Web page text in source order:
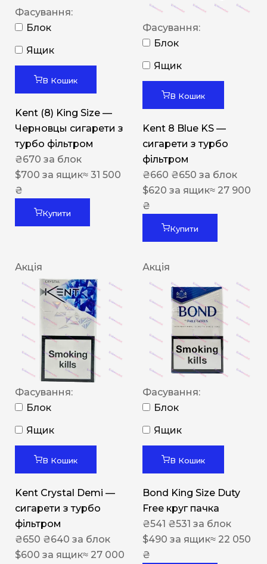
Фасування:
Блок
Ящик
В Кошик
Kent (8) King Size —
Черновцы сигарети з
турбо фільтром
₴670 за блок
$700 за ящик≈ 31 500
₴
Купити
Фасування:
Блок
Ящик
В Кошик
Kent 8 Blue KS —
сигарети з турбо
фільтром
₴660 ₴650 за блок
$620 за ящик≈ 27 900
₴
Купити
Акція
Фасування:
Блок
Ящик
В Кошик
Kent Crystal Demi —
сигарети з турбо
фільтром
₴650 ₴640 за блок
$600 за ящик≈ 27 000
Акція
Фасування:
Блок
Ящик
В Кошик
Bond King Size Duty
Free круг пачка
₴541 ₴531 за блок
$490 за ящик≈ 22 050
₴